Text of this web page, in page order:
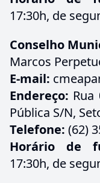
17:30h, de
Conselho
Marcos
E-mail:
Endereço: Rua
Pública S/N,
Telefone: (62)
Horário de
17:30h, de